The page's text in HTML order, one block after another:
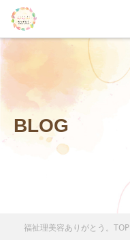
BLOG
福祉理美容ありがとう。TOP